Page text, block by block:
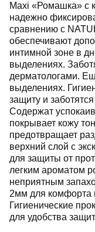
Maxi «Ромашка»
надежно
сравнению с
обеспечивают
интимной зоне в
выделениях.
дерматологами.
выделениях.
защиту и
Содержат
покрывает кожу
предотвращает
верхний слой с
для защиты от
легким ароматом
неприятным
2мм для комфорта
Гигиенические
для удобства